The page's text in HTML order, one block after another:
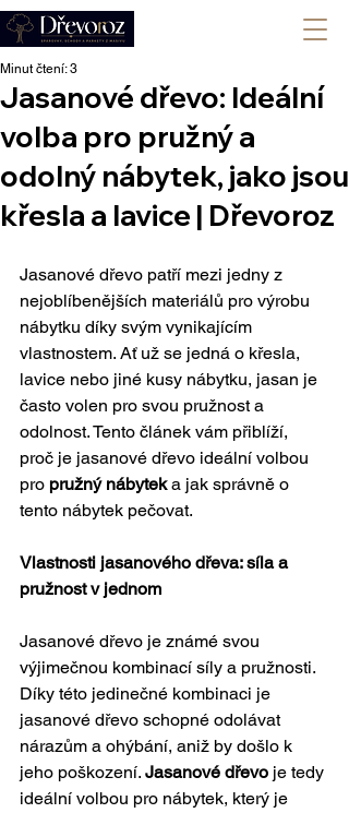
Jasanové dřevo: Ideální
volba pro pružný a
odolný nábytek, jako jsou
křesla a lavice | Dřevoroz
Minut čtení: 3
Jasanové dřevo patří mezi jedny z
nejoblíbenějších materiálů pro výrobu
nábytku díky svým vynikajícím
vlastnostem. Ať už se jedná o křesla,
lavice nebo jiné kusy nábytku, jasan je
často volen pro svou pružnost a
odolnost. Tento článek vám přiblíží,
proč je jasanové dřevo ideální volbou
pro pružný nábytek a jak správně o
tento nábytek pečovat.
Vlastnosti jasanového dřeva: síla a
pružnost v jednom
Jasanové dřevo je známé svou
výjimečnou kombinací síly a pružnosti.
Díky této jedinečné kombinaci je
jasanové dřevo schopné odolávat
nárazům a ohýbání, aniž by došlo k
jeho poškození. Jasanové dřevo je tedy
ideální volbou pro nábytek, který je